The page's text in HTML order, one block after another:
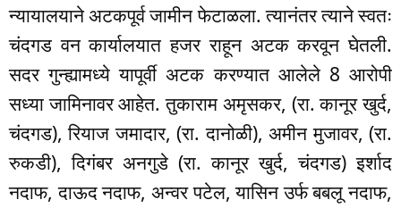
न्यायालयाने अटकपूर्व जामीन फेटाळला. त्यानंतर त्याने स्वतः
चंदगड वन कार्यालयात हजर राहून अटक करवून घेतली.
सदर गुन्ह्यामध्ये यापूर्वी अटक करण्यात आलेले 8 आरोपी
सध्या जामिनावर आहेत. तुकाराम अमृसकर, (रा. कानूर खुर्द,
चंदगड), रियाज जमादार, (रा. दानोळी), अमीन मुजावर, (रा.
रुकडी), दिगंबर अनगुडे (रा. कानूर खुर्द, चंदगड) इर्शाद
नदाफ, दाऊद नदाफ, अन्वर पटेल, यासिन उर्फ बबलू नदाफ,